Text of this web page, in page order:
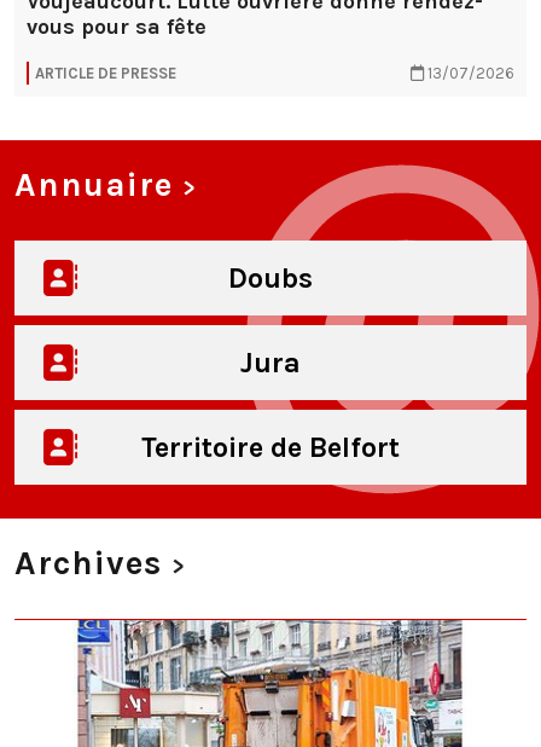
vous pour sa fête
ARTICLE DE PRESSE 13/07/2026
Annuaire >
Doubs
Jura
Territoire de Belfort
Archives >